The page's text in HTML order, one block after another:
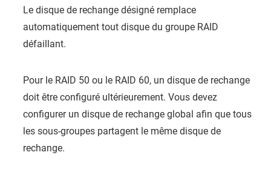
Le disque de rechange désigné remplace
automatiquement tout disque du groupe RAID
défaillant.
Pour le RAID 50 ou le RAID 60, un disque de rechange
doit être configuré ultérieurement. Vous devez
configurer un disque de rechange global afin que tous
les sous-groupes partagent le même disque de
rechange.